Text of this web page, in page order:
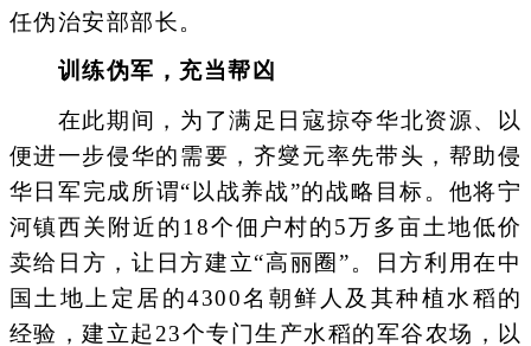
任伪治安部部长。
训练伪军，充当帮凶
在此期间，为了满足日寇掠夺华北资源、以
便进一步侵华的需要，齐燮元率先带头，帮助侵
华日军完成所谓“以战养战”的战略目标。他将宁
河镇西关附近的18个佃户村的5万多亩土地低价
卖给日方，让日方建立“高丽圈”。日方利用在中
国土地上定居的4300名朝鲜人及其种植水稻的
经验，建立起23个专门生产水稻的军谷农场，以